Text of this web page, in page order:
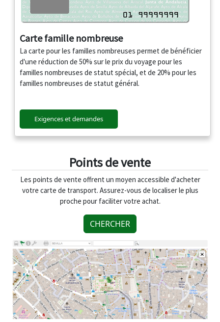
Carte famille nombreuse
La carte pour les familles nombreuses permet de bénéficier
d'une réduction de 50% sur le prix du voyage pour les
familles nombreuses de statut spécial, et de 20% pour les
familles nombreuses de statut général.
Exigences et demandes
Points de vente
Les points de vente offrent un moyen accessible d'acheter
votre carte de transport. Assurez-vous de localiser le plus
proche pour faciliter votre achat.
CHERCHER